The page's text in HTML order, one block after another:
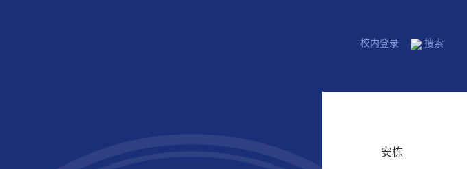
搜索
校内登录
安栋